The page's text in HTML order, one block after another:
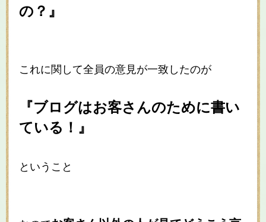
の？』
これに関して全員の意見が一致したのが
『ブログはお客さんのために書い
ている！』
ということ